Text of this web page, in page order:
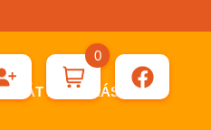
ÁTUTALÁSHOZ.
0